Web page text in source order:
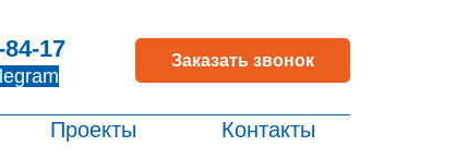
17 Заказать звонок
Проекты Контакты